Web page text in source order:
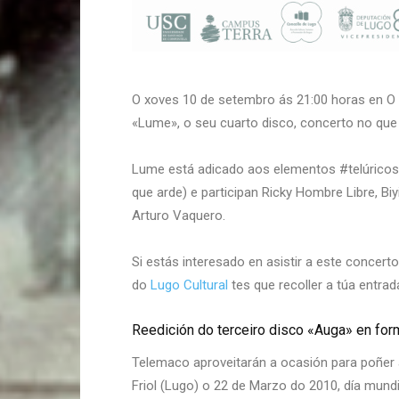
O xoves 10 de setembro ás 21:00 horas en
«Lume», o seu cuarto disco, concerto no
Lume está adicado aos elementos
que arde) e participan Ricky Hombre Libre,
Arturo Vaquero.
Si estás interesado en asistir a este
do Lugo Cultural tes que recoller a túa
Reedición do terceiro disco «Auga» en
Telemaco aproveitarán a ocasión para
Friol (Lugo) o 22 de Marzo do 2010, día